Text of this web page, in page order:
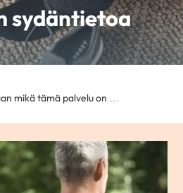
sydäntietoa
mikä tämä palvelu on …